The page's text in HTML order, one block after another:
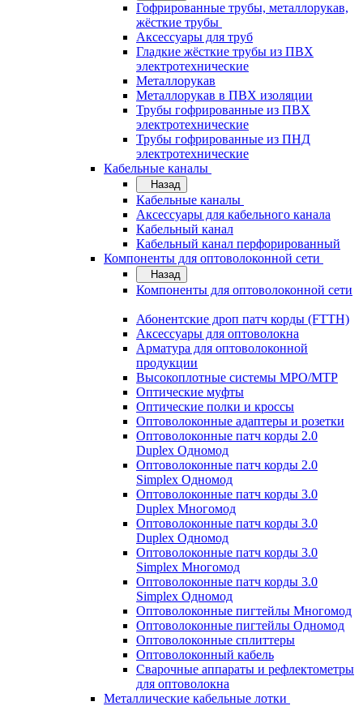
Гофрированные трубы, металлорукав,
жёсткие трубы
Аксессуары для труб
Гладкие жёсткие трубы из ПВХ
электротехнические
Металлорукав
Металлорукав в ПВХ изоляции
Трубы гофрированные из ПВХ
электротехнические
Трубы гофрированные из ПНД
электротехнические
Кабельные каналы
Назад
Кабельные каналы
Аксессуары для кабельного канала
Кабельный канал
Кабельный канал перфорированный
Компоненты для оптоволоконной сети
Назад
Компоненты для оптоволоконной сети
Абонентские дроп патч корды (FTTH)
Аксессуары для оптоволокна
Арматура для оптоволоконной
продукции
Высокоплотные системы MPO/MTP
Оптические муфты
Оптические полки и кроссы
Оптоволоконные адаптеры и розетки
Оптоволоконные патч корды 2.0
Duplex Одномод
Оптоволоконные патч корды 2.0
Simplex Одномод
Оптоволоконные патч корды 3.0
Duplex Многомод
Оптоволоконные патч корды 3.0
Duplex Одномод
Оптоволоконные патч корды 3.0
Simplex Многомод
Оптоволоконные патч корды 3.0
Simplex Одномод
Оптоволоконные пигтейлы Многомод
Оптоволоконные пигтейлы Одномод
Оптоволоконные сплиттеры
Оптоволоконный кабель
Сварочные аппараты и рефлектометры
для оптоволокна
Металлические кабельные лотки